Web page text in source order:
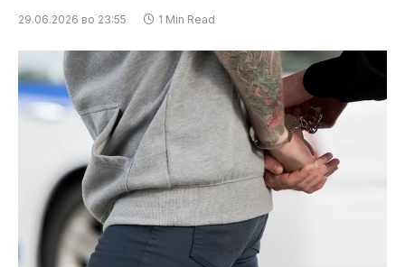
29.06.2026 во 23:55 1 Min Read